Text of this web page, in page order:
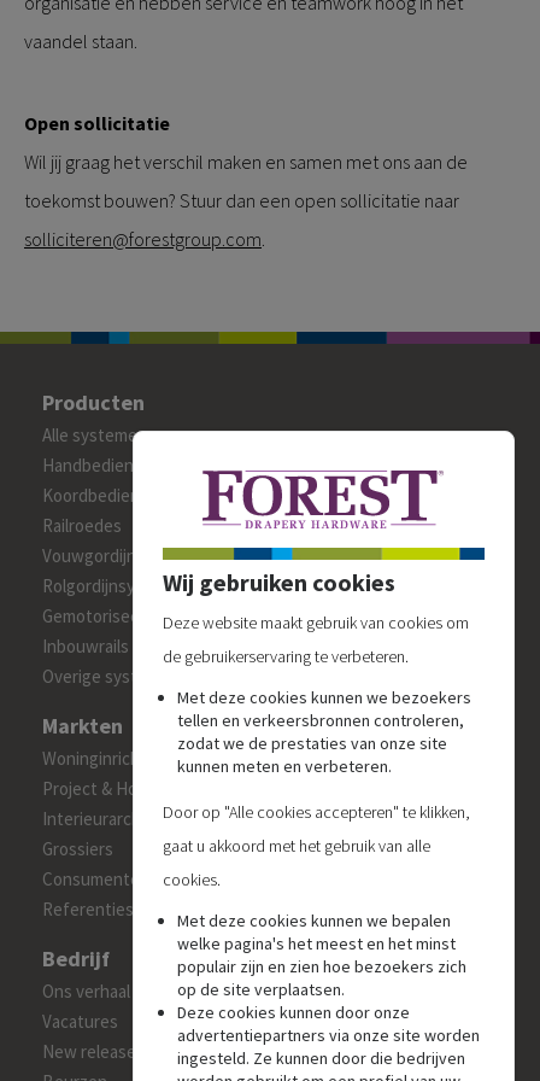
vaandel staan.
Open sollicitatie
Wil jij graag het verschil maken en samen met ons aan de
toekomst bouwen? Stuur dan een open sollicitatie naar
solliciteren@forestgroup.com.
Producten
Alle systemen
Handbediende gordijnrails
Koordbediende gordijnrails
Railroedes
Vouwgordijnsystemen
Rolgordijnsystemen
Gemotoriseerde systemen
Inbouwrails
Overige systemen
Markten
Woninginrichters en interieuradviseurs
Project & Hospitality
Interieurarchitecten
Grossiers
Consumenten
Referenties
Bedrijf
Ons verhaal
Vacatures
New releases
Wij gebruiken cookies
Deze website maakt gebruik van cookies om
de gebruikerservaring te verbeteren.
Met deze cookies kunnen we bezoekers
tellen en verkeersbronnen controleren,
zodat we de prestaties van onze site
kunnen meten en verbeteren.
Door op "Alle cookies accepteren" te klikken,
gaat u akkoord met het gebruik van alle
cookies.
Met deze cookies kunnen we bepalen
welke pagina's het meest en het minst
populair zijn en zien hoe bezoekers zich
op de site verplaatsen.
Deze cookies kunnen door onze
advertentiepartners via onze site worden
ingesteld. Ze kunnen door die bedrijven